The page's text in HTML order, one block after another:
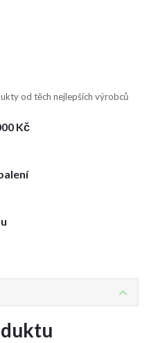
od těch nejlepších výrobců
Kč